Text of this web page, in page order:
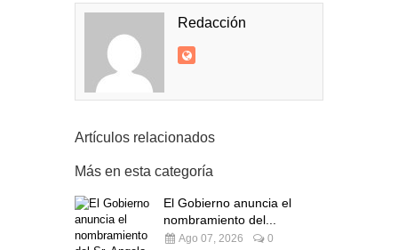
Redacción
Artículos relacionados
Más en esta categoría
El Gobierno anuncia el
nombramiento del...
Ago 07, 2026 0